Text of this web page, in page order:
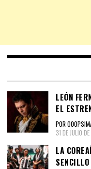
LEÓN
EL
POR
31 DE JULIO
LA